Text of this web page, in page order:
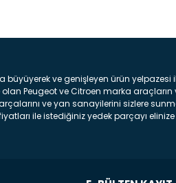
ve genişleyen ürün yelpazesi
Peugeot ve Citroen marka araçların
ve yan sanayilerini sizlere
ile istediğiniz yedek parçayı elinize
olan kaporta aksam
frenleme ana elemanıdır . Hangi